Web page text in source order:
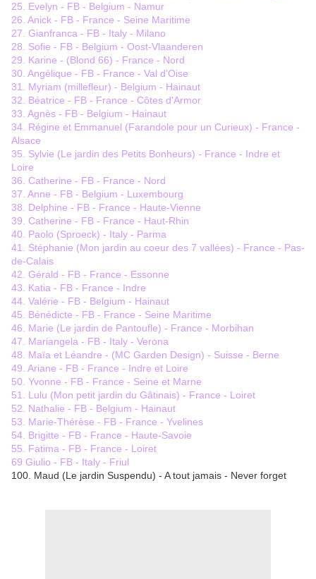
25. Evelyn - FB - Belgium - Namur
26. Anick - FB - France - Seine Maritime
27. Gianfranca - FB - Italy - Milano
28. Sofie - FB - Belgium - Oost-Vlaanderen
29. Karine - (Blond 66) - France - Nord
30. Angélique - FB - France - Val d'Oise
31. Myriam (millefleur) - Belgium - Hainaut
32. Béatrice - FB - France - Côtes d'Armor
33. Agnès - FB - Belgium - Hainaut
34. Régine et Emmanuel (Farandole pour un Curieux) - France -
Alsace
35. Sylvie (Le jardin des Petits Bonheurs) - France - Indre et
Loire
36. Catherine - FB - France - Nord
37. Anne - FB - Belgium - Luxembourg
38. Delphine - FB - France - Haute-Vienne
39. Catherine - FB - France - Haut-Rhin
40. Paolo (Sproeck) - Italy - Parma
41. Stéphanie (Mon jardin au coeur des 7 vallées) - France - Pas-
de-Calais
42. Gérald - FB - France - Essonne
43. Katia - FB - France - Indre
44. Valérie - FB - Belgium - Hainaut
45. Bénédicte - FB - France - Seine Maritime
46. Marie (Le jardin de Pantoufle) - France - Morbihan
47. Mariangela - FB - Italy - Verona
48. Maïa et Léandre - (MC Garden Design) - Suisse - Berne
49. Ariane - FB - France - Indre et Loire
50. Yvonne - FB - France - Seine et Marne
51. Lulu (Mon petit jardin du Gâtinais) - France - Loiret
52. Nathalie - FB - Belgium - Hainaut
53. Marie-Thérèse - FB - France - Yvelines
54. Brigitte - FB - France - Haute-Savoie
55. Fatima - FB - France - Loiret
69 Giulio - FB - Italy - Friul
100. Maud (Le jardin Suspendu) - A tout jamais - Never forget